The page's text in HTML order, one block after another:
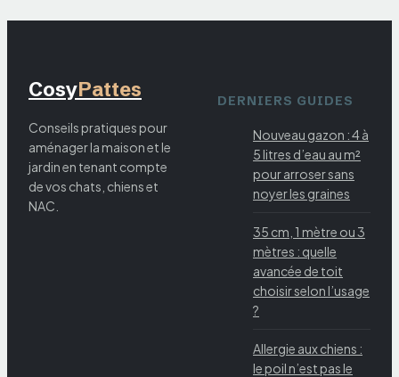
CosyPattes
Conseils pratiques pour
aménager la maison et le
jardin en tenant compte
de vos chats, chiens et
NAC.
DERNIERS GUIDES
Nouveau gazon : 4 à
5 litres d’eau au m²
pour arroser sans
noyer les graines
35 cm, 1 mètre ou 3
mètres : quelle
avancée de toit
choisir selon l’usage
?
Allergie aux chiens :
le poil n’est pas le